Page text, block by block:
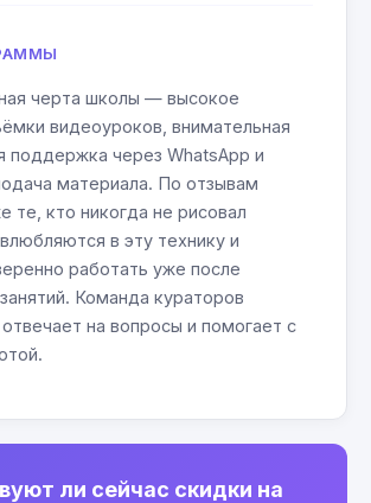
черта школы — высокое
видеоуроков, внимательная
поддержка через WhatsApp и
материала. По отзывам
те, кто никогда не рисовал
в эту технику и
работать уже после
Команда кураторов
на вопросы и помогает с
ли сейчас скидки на